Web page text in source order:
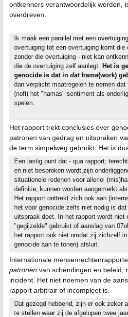
ontkenners verantwoordelijk worden,
overdreven.
Ik maak een parallel met een
overtuiging tot een overtuiging komt die
zonder die overtuiging - niet kan
die de overtuiging zelf aanlegt. Het is
genocide is dat in datframe(work)
dan verplicht maatregelen te nemen
(nofi) het "hamas" sentiment als
spelen.
Het rapport trekt conclusies over
patronen van gedrag en uitspraken
de term simpelweg gebruikt. Het is
Een lastig punt dat - qua rapport;
en niet besproken wordt,zijn
situationele redenen voor allerlei
definitie, kunnen worden aangemerkt
Het rapport onttrekt zich ook aan
het voor genocide zelfs niet nodig is
uitspraak doet. In het rapport wordt niet
"gegijzelde" gebruikt of aanslag van
het rapport ook niet omdat zij zichzelf
genocide aan te tonen) afsluit.
Internationale
patronen van schendingen en beleid,
incident. Het niet noemen van de
rapport arbitrair of incompleet is.
Dat gezegd hebbend, zijn er ook zeker
te stellen waar zij de afgelopen twee